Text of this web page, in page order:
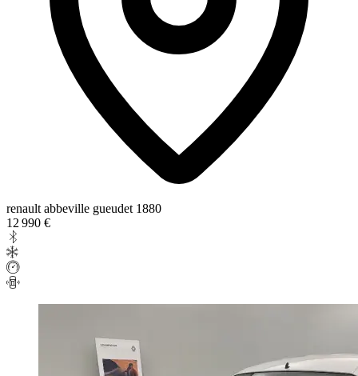
renault abbeville gueudet 1880
12 990 €